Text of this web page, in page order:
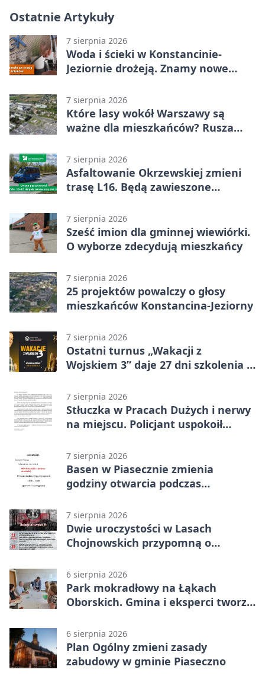
Ostatnie Artykuły
7 sierpnia 2026
Woda i ścieki w Konstancinie-
Jeziornie drożeją. Znamy nowe
7 sierpnia 2026
Które lasy wokół Warszawy są
ważne dla mieszkańców? Rusza
7 sierpnia 2026
Asfaltowanie Okrzewskiej zmieni
trasę L16. Będą zawieszone
7 sierpnia 2026
Sześć imion dla gminnej wiewiórki.
O wyborze zdecydują mieszkańcy
7 sierpnia 2026
25 projektów powalczy o głosy
mieszkańców Konstancina-Jeziorny
7 sierpnia 2026
Ostatni turnus „Wakacji z
Wojskiem 3” daje 27 dni szkolenia i
7 sierpnia 2026
Stłuczka w Pracach Dużych i nerwy
na miejscu. Policjant uspokoił
7 sierpnia 2026
Basen w Piasecznie zmienia
godziny otwarcia podczas
7 sierpnia 2026
Dwie uroczystości w Lasach
Chojnowskich przypomną o
6 sierpnia 2026
Park mokradłowy na Łąkach
Oborskich. Gmina i eksperci tworzą
6 sierpnia 2026
Plan Ogólny zmieni zasady
zabudowy w gminie Piaseczno